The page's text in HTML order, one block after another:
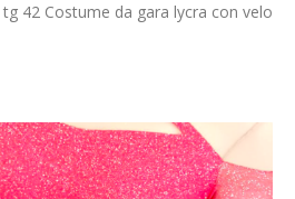
42 Costume da gara lycra con velo